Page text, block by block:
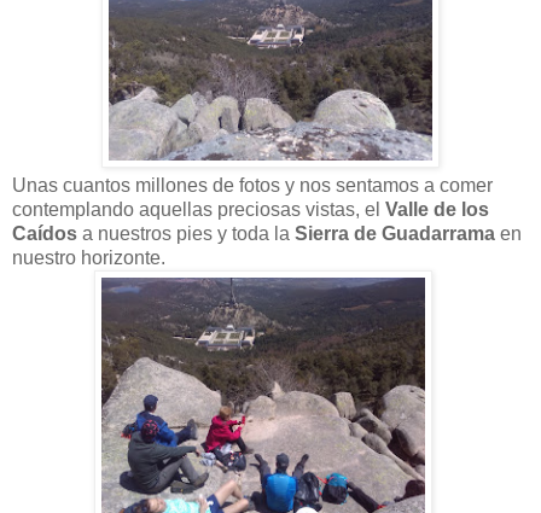
Unas cuantos millones de fotos y nos sentamos a comer
contemplando aquellas preciosas vistas, el Valle de los
Caídos a nuestros pies y toda la Sierra de Guadarrama en
nuestro horizonte.